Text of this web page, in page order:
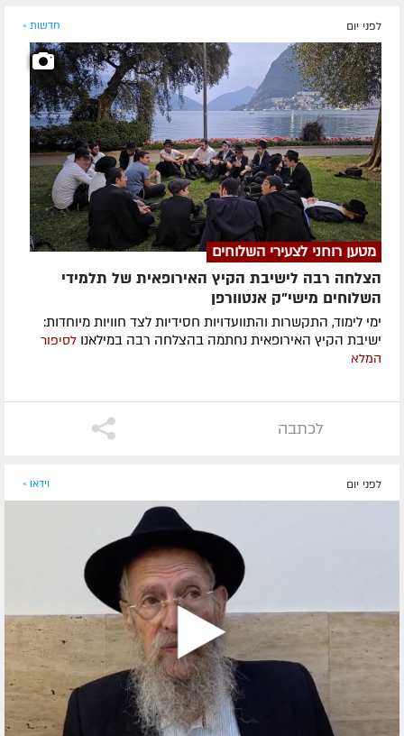
לפני יום חדשות »
מטען רוחני לצעירי השלוחים
הצלחה רבה לישיבת הקיץ האירופאית של תלמידי
השלוחים מישי"ק אנטוורפן
ימי לימוד, התקשרות והתוועדויות חסידיות לצד חוויות מיוחדות:
ישיבת הקיץ האירופאית נחתמה בהצלחה רבה במילאנו לסיפור
המלא
לכתבה
לפני יום וידאו »